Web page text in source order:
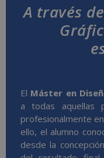
A través
El Máster en
a todas aquellas
profesionalmente
ello, el alumno
desde la